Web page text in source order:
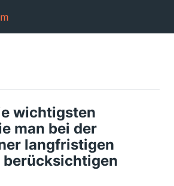
wichtigsten
man bei der
langfristigen
berücksichtigen